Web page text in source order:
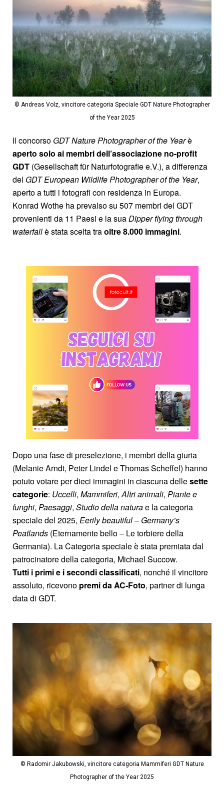
© Andreas Volz, vincitore categoria Speciale GDT Nature Photographer
of the Year 2025
Il concorso GDT Nature Photographer of the Yearè
aperto solo ai membri dell’associazione no-profit
GDT (Gesellschaft für Naturfotografie e.V.), a differenza
del GDT European Wildlife Photographer of the Year,
aperto a tutti i fotografi con residenza in Europa.
Konrad Wothe ha prevalso su 507 membri del GDT
provenienti da 11 Paesi e la suaDipper flying through
waterfallè stata scelta traoltre 8.000 immagini.
Dopo una fase di preselezione, i membri della giuria
(Melanie Arndt, Peter Lindel e Thomas Scheffel) hanno
potuto votare per dieci immagini in ciascuna dellesette
categorie: Uccelli, Mammiferi,Altri animali, Piantee
funghi, Paesaggi, Studiodella naturae la categoria
speciale del 2025, Eerily beautiful – Germany’s
Peatlands (Eternamente bello – Le torbiere della
Germania). La Categoria speciale è stata premiata dal
patrocinatore della categoria, Michael Succow.
Tutti i primi e i secondi classificati, nonché il vincitore
assoluto, ricevono premi da AC-Foto, partner di lunga
data di GDT.
© Radomir Jakubowski, vincitore categoria Mammiferi GDT Nature
Photographer of the Year 2025